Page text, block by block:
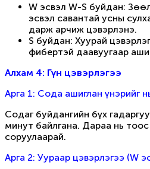
W эсвэл W-S буйдан:
эсвэл савантай усны
дарж арчиж цэвэрлэнэ.
S буйдан: Хуурай
фибертэй даавуугаар
Алхам 4: Гүн цэвэрлэгээ
Арга 1: Сода ашиглан үнэрийг
Содаг буйдангийн бүх
минут байлгана. Дараа нь
соруулаарай.
Арга 2: Уураар цэвэрлэгээ (W